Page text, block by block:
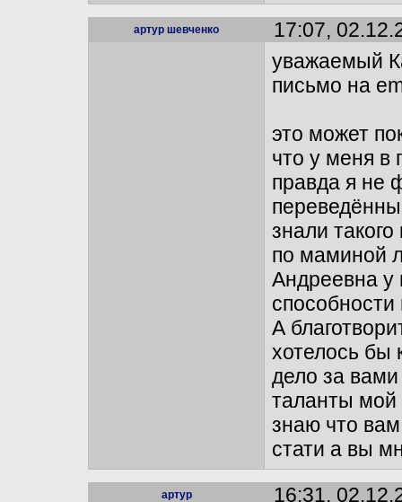
артур шевченко
17:07,
уважаемый
письмо на
это может
что у меня в
правда я не
знали
по маминой
Андреевна у
А
хотелось бы
дело за
таланты мой
знаю что
стати а вы
артур 16:31,